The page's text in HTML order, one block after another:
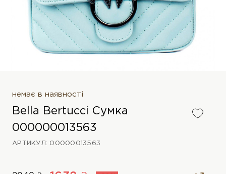
немає в наявності
Bella Bertucci Сумка
000000013563
АРТИКУЛ: 00000013563